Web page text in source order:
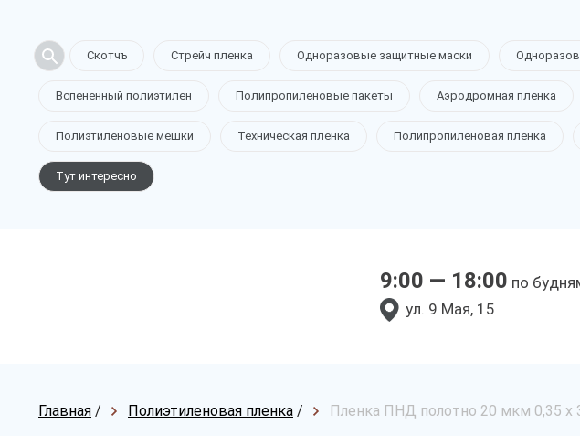
Скотчъ Стрейч пленка Одноразовые защитные маски
Вспененный полиэтилен Полипропиленовые пакеты Аэродромная пленка
Полиэтиленовые мешки Техническая пленка Полипропиленовая пленка
Тут интересно
9:00 — 18:00 по
ул. 9 Мая, 15
Главная / Полиэтиленовая пленка / Пленка ПНД полотно 20 мкм 0,35 х